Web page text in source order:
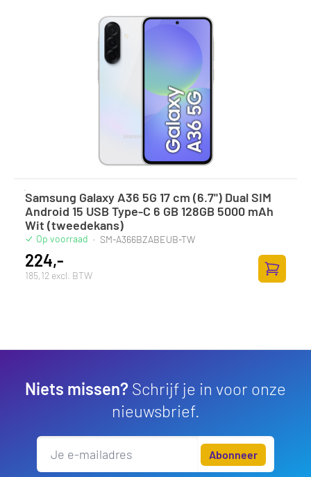
Samsung Galaxy A36 5G 17 cm (6.7") Dual SIM
Android 15 USB Type-C 6 GB 128GB 5000 mAh
Wit (tweedekans)
Op voorraad · SM-A366BZABEUB-TW
224,-
185,12 excl. BTW
Niets missen? Schrijf je in voor onze
nieuwsbrief.
Abonneer